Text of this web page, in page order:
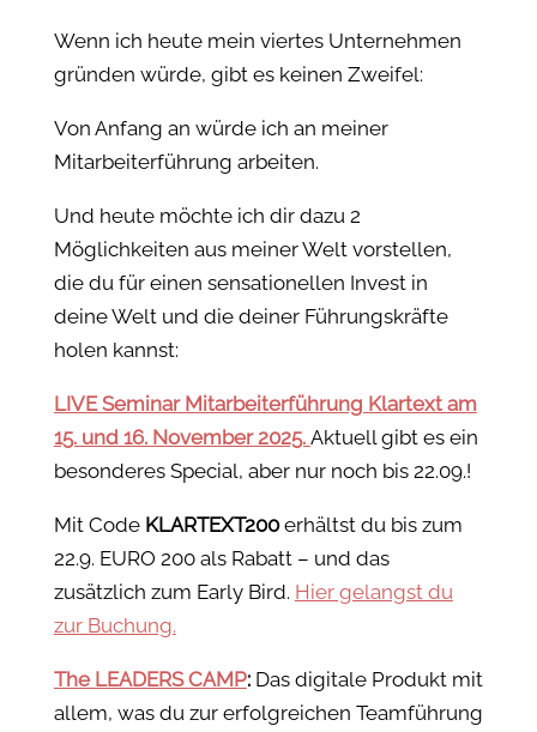
Wenn ich heute mein viertes Unternehmen
gründen würde, gibt es keinen Zweifel:
Von Anfang an würde ich an meiner
Mitarbeiterführung arbeiten.
Und heute möchte ich dir dazu 2
Möglichkeiten aus meiner Welt vorstellen,
die du für einen sensationellen Invest in
deine Welt und die deiner Führungskräfte
holen kannst:
LIVE Seminar Mitarbeiterführung Klartext am
15. und 16. November 2025. Aktuell gibt es ein
besonderes Special, aber nur noch bis 22.09.!
Mit Code KLARTEXT200erhältst du bis zum
22.9. EURO 200 als Rabatt – und das
zusätzlich zum Early Bird. Hier gelangst du
zur Buchung.
The LEADERS CAMP:Das digitale Produkt mit
allem, was du zur erfolgreichen Teamführung